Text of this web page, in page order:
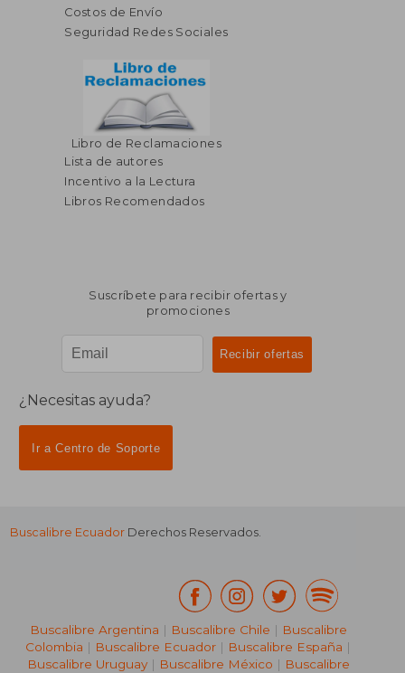
40%
dcto.
$ 53.91
$ 32.35
Costos de Envío
Seguridad Redes Sociales
Libro de Reclamaciones
Lista de autores
Incentivo a la Lectura
Libros Recomendados
Suscríbete para recibir ofertas y
promociones
¿Necesitas ayuda?
Ir a Centro de Soporte
Buscalibre Ecuador Derechos Reservados.
Buscalibre Argentina | Buscalibre Chile | Buscalibre
Colombia | Buscalibre Ecuador | Buscalibre España |
Buscalibre Uruguay| Buscalibre México | Buscalibre